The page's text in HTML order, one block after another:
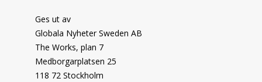
Ges ut av
Globala Nyheter Sweden AB
The Works, plan 7
Medborgarplatsen 25
118 72 Stockholm